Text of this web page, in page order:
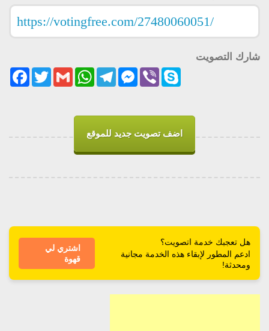
شارك التصويت
TwitterGmail
WhatsAppTelegram
Messenger ViberSkype
اضف تصويت جديد للموقع
هل تعجبك خدمة اتصويت؟
ادعم المطور لإبقاء هذه الخدمة مجانية
ومحدثة!
اشتري لي
قهوة